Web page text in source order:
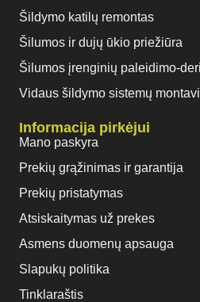
Šildymo katilų remontas
Šilumos ir dujų ūkio priežiūra
Šilumos įrenginių paleidimo-
Vidaus šildymo sistemų
Informacija pirkėjui
Mano paskyra
Prekių grąžinimas ir garantija
Prekių pristatymas
Atsiskaitymas už prekes
Asmens duomenų apsauga
Slapukų politika
Tinklaraštis